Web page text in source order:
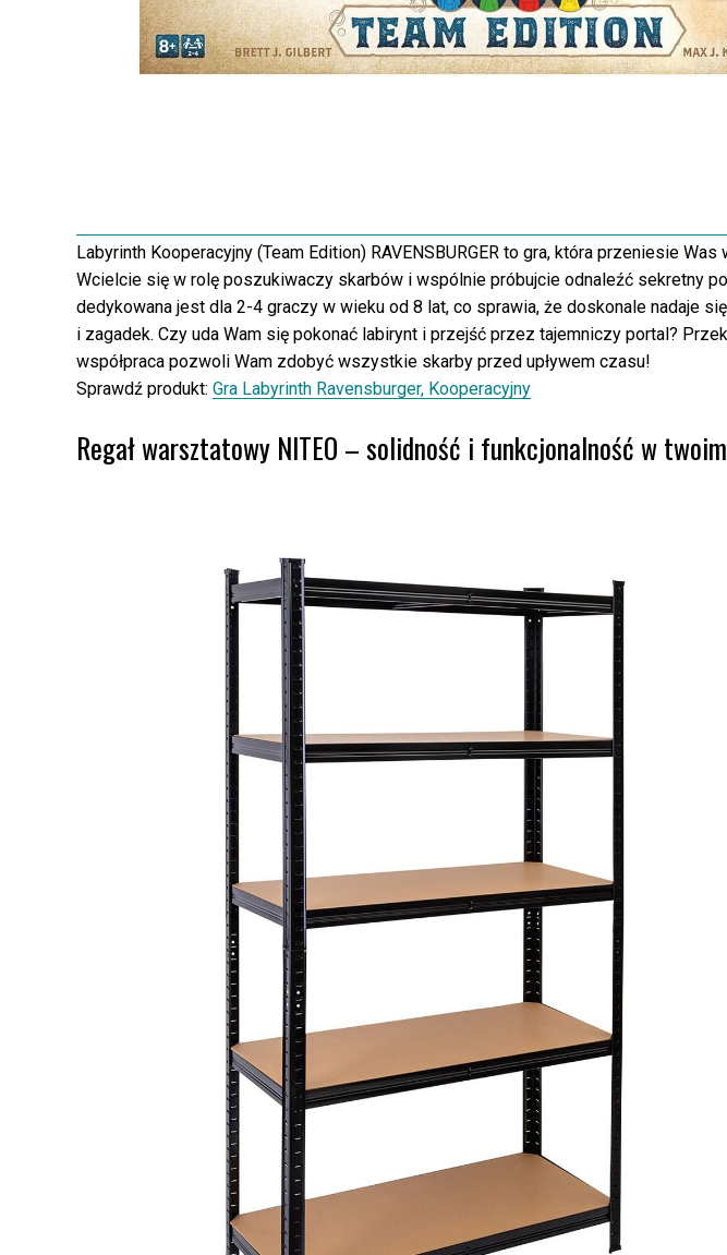
Labyrinth Kooperacyjny (Team Edition) RAVENSBURGER to gra, która przeniesie
Wcielcie się w rolę poszukiwaczy skarbów i wspólnie próbujcie odnaleźć sekretny
dedykowana jest dla 2-4 graczy w wieku od 8 lat, co sprawia, że doskonale nadaje
i zagadek. Czy uda Wam się pokonać labirynt i przejść przez tajemniczy portal?
współpraca pozwoli Wam zdobyć wszystkie skarby przed upływem czasu!
Sprawdź produkt: Gra Labyrinth Ravensburger, Kooperacyjny
Regał warsztatowy NITEO – solidność i funkcjonalność w